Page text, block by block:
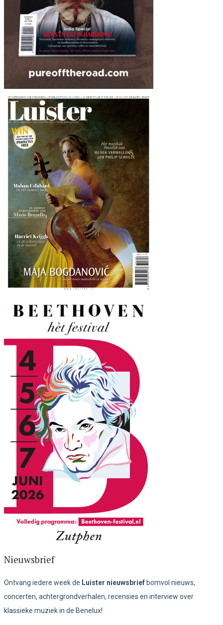
Nieuwsbrief
Ontvang iedere week de Luister nieuwsbrief bomvol nieuws,
concerten, achtergrondverhalen, recensies en interview over
klassieke muziek in de Benelux!